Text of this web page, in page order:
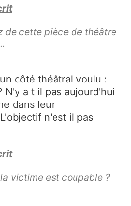
de cette pièce de théâtre
côté théâtral voulu :
N'y a t il pas aujourd'hui
dans leur
n'est il pas
victime est coupable ?